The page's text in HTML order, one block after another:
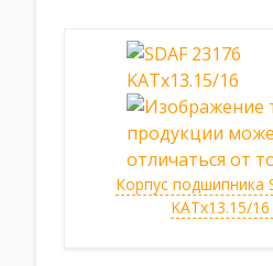
Корпус подшипника
KATx13.15/16